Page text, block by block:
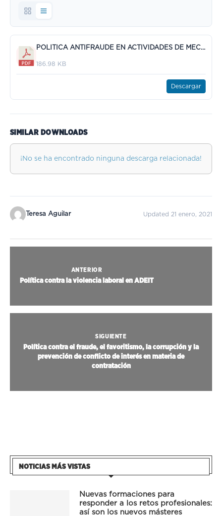
POLITICA ANTIFRAUDE EN ACTIVIDADES DE MECENAZGO DE ADEIT.pdf
186.98 KB
Descargar
SIMILAR DOWNLOADS
¡No se ha encontrado ninguna descarga relacionada!
Teresa Aguilar Updated 21 enero, 2021
ANTERIOR
Política contra la violencia laboral en ADEIT
SIGUIENTE
Política contra el fraude, el favoritismo, la corrupción y la
prevención de conflicto de interés en materia de
contratación
NOTICIAS MÁS VISTAS
Nuevas formaciones para
responder a los retos profesionales:
así son los nuevos másteres